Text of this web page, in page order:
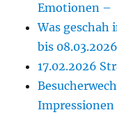
Emotionen –
Was geschah
bis
17.02.2026
Impressionen